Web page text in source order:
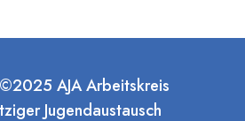
AJA Arbeitskreis
Jugendaustausch